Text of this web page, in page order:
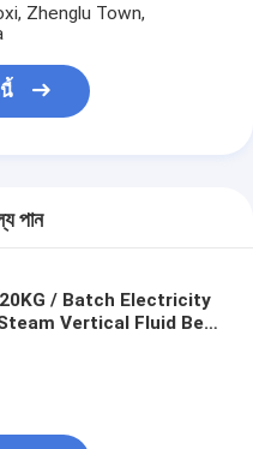
Zhenglu Town,
পান
/ Batch Electricity
Vertical Fluid Bed